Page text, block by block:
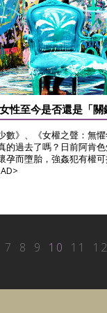
性至今是否還是「關
數》、《女權之聲：無
的過去了嗎？日前阿肯
孕而墮胎，強姦犯有權
7 8 9 10 11 12